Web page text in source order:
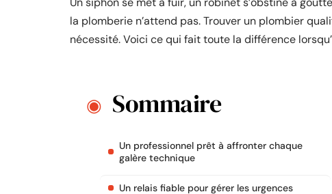
la plomberie n’attend pas. Trouver un plombier
nécessité. Voici ce qui fait toute la différence
Sommaire
Un professionnel prêt à affronter chaque
galère technique
Un relais fiable pour gérer les urgences